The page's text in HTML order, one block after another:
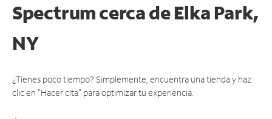
Spectrumcerca de Elka Park,
NY
¿Tienes poco tiempo? Simplemente, encuentra una tienda y haz
clic en "Hacer cita" para optimizar tu experiencia.